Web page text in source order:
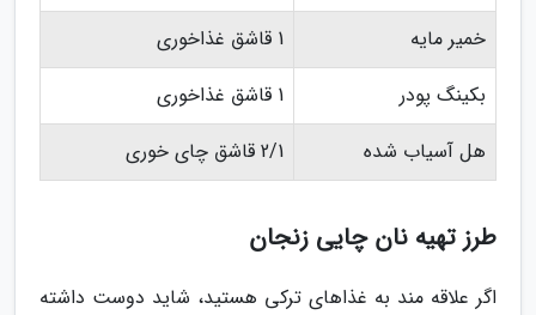
خمیر مایه
1 قاشق غذاخوری
بکینگ پودر
1 قاشق غذاخوری
هل آسیاب شده
2/1 قاشق چای خوری
طرز تهیه نان چایی زنجان
اگر علاقه مند به غذاهای ترکی هستید، شاید دوست داشته